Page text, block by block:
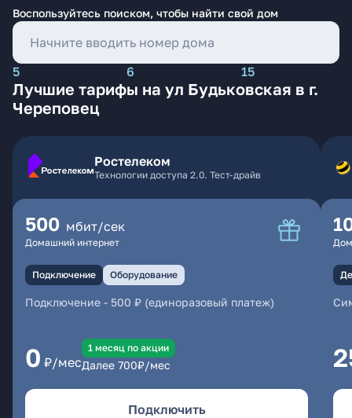
Воспользуйтесь поиском, чтобы найти свой дом
5 6 15
Лучшие тарифы на ул Будьковская в г.
Череповец
Ростелеком
Технологии доступа 2.0. Тест-драйв
500 мбит/сек
Домашний интернет
Подключение Оборудование
Подключение - 500 ₽ (единоразовый платеж)
0 ₽/мес
1 месяц по акции
Далее 700₽/мес
Подключить